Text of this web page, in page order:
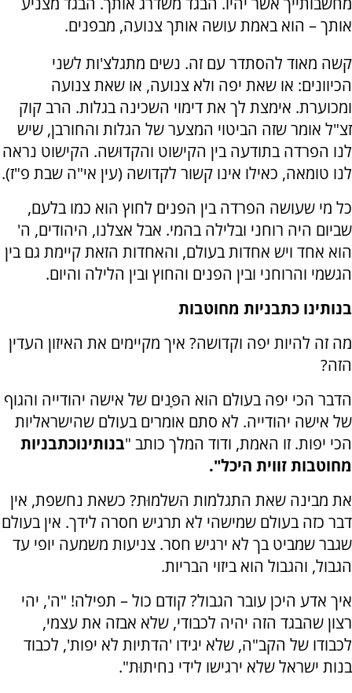
אותך – הוא באמת עושה אותך צנועה, מבפנים.
קשה מאוד להסתדר עם זה. נשים מתגלצ'ות לשני
הכיוונים: או שאת יפה ולא צנועה, או שאת צנועה
ומכוערת. אימצת לך את דימוי השכינה בגלות. הרב קוק
זצ"ל אומר שזה הביטוי המצער של הגלות והחורבן, שיש
לנו הפרדה בתודעה בין הקישוט והקדוּשה. הקישוט נראה
לנו טומאה, כאילו אינו קשור לקדושה (עין אי"ה שבת פ"ז).
כל מי שעושה הפרדה בין הפנים לחוץ הוא כמו בלעם,
שביום היה רוחני ובלילה בהמי. אבל אצלנו, היהודים, ה'
הוא אחד ויש אחדות בעולם, והאחדות הזאת קיימת גם בין
הגשמי והרוחני ובין הפנים והחוץ ובין הלילה והיום.
בנותינו כתבניות מחוטבות
מה זה להיות יפה וקדושה? איך מקיימים את האיזון העדין
הזה?
הדבר הכי יפה בעולם הוא הפָּנים של אישה יהודייה והגוף
של אישה יהודייה. לא סתם אומרים בעולם שהישראליות
הכי יפות. זו האמת, ודוד המלך כותב "בנותינוכתבניות
מחוטבות זווית היכל".
את מבינה שאת התגלמות השלמוּת? כשאת נחשפת, אין
דבר כזה בעולם שמישהי לא תרגיש חסרה לידך. אין בעולם
שגבר שמביט בך לא ירגיש חסר. צניעות משמעה יופי עד
הגבול, והגבול הוא ביזוי הבריות.
איך אדע היכן עובר הגבול? קודם כול – תפילה! "ה', יהי
רצון שהבגד הזה יהיה לכבודי, שלא אבזה את עצמי,
לכבודו של הקב"ה, שלא יגידו 'הדתיות לא יפות', לכבוד
בנות ישראל שלא ירגישו לידי נחיתוּת".